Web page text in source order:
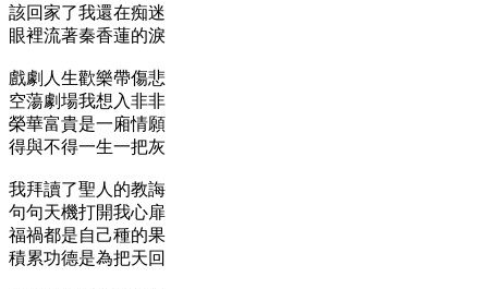
該回家了我還在痴迷
眼裡流著秦香蓮的淚
戲劇人生歡樂帶傷悲
空蕩劇場我想入非非
榮華富貴是一廂情願
得與不得一生一把灰
我拜讀了聖人的教誨
句句天機打開我心扉
福禍都是自己種的果
積累功德是為把天回